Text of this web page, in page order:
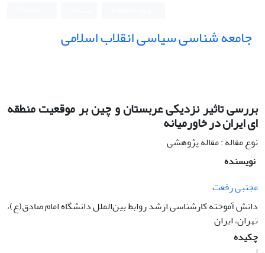
جامعه شناسی سیاسی انقلاب اسلامی
بررسی تاثیر نزدیکی عربستان و چین بر موقعیت منطقه
ای ایران در خاورمیانه
نوع مقاله : مقاله پژوهشی
نویسنده
مجتبی رفعت
دانش آموخته کارشناسی ارشد روابط بین‌الملل دانشگاه امام صادق(ع)،
تهران، ایران
چکیده